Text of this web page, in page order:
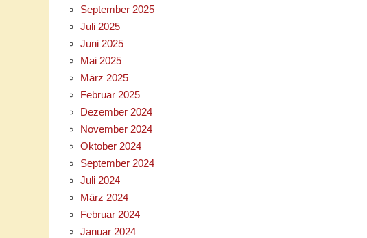
September 2025
Juli 2025
Juni 2025
Mai 2025
März 2025
Februar 2025
Dezember 2024
November 2024
Oktober 2024
September 2024
Juli 2024
März 2024
Februar 2024
Januar 2024